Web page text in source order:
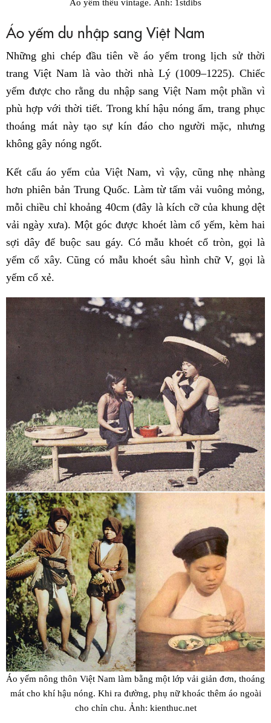
Áo yếm thêu vintage. Ảnh: 1stdibs
Áo yếm du nhập sang Việt Nam
Những ghi chép đầu tiên về áo yếm trong lịch sử thời
trang Việt Nam là vào thời nhà Lý (1009–1225). Chiếc
yếm được cho rằng du nhập sang Việt Nam một phần vì
phù hợp với thời tiết. Trong khí hậu nóng ẩm, trang phục
thoáng mát này tạo sự kín đáo cho người mặc, nhưng
không gây nóng ngốt.
Kết cấu áo yếm của Việt Nam, vì vậy, cũng nhẹ nhàng
hơn phiên bản Trung Quốc. Làm từ tấm vải vuông mỏng,
mỗi chiều chỉ khoảng 40cm (đây là kích cỡ của khung dệt
vải ngày xưa). Một góc được khoét làm cổ yếm, kèm hai
sợi dây để buộc sau gáy. Có mẫu khoét cổ tròn, gọi là
yếm cổ xây. Cũng có mẫu khoét sâu hình chữ V, gọi là
yếm cổ xẻ.
Áo yếm nông thôn Việt Nam làm bằng một lớp vải giản đơn, thoáng
mát cho khí hậu nóng. Khi ra đường, phụ nữ khoác thêm áo ngoài
cho chỉn chu. Ảnh: kienthuc.net